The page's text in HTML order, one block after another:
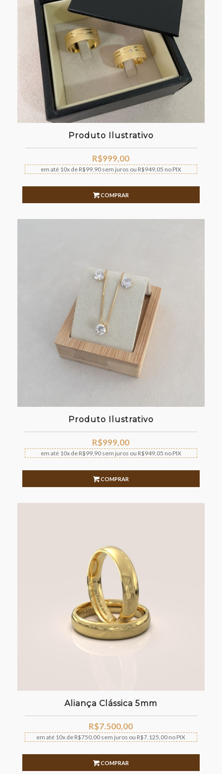
Produto Ilustrativo
R$999,00
em até 10x de R$99,90sem juros ou R$949,05 no PIX
COMPRAR
Produto Ilustrativo
R$999,00
em até 10x de R$99,90sem juros ou R$949,05 no PIX
COMPRAR
Aliança Clássica 5mm
R$7.500,00
em até 10x de R$750,00 sem juros ou R$7.125,00 no PIX
COMPRAR